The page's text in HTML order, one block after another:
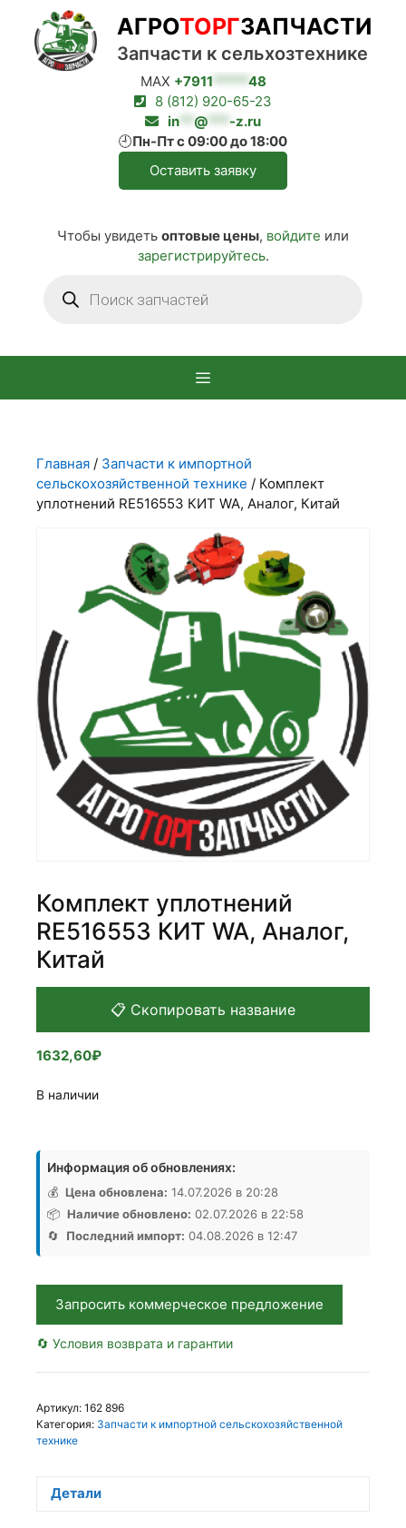
Перейти
содержимому
MAX +7911 ***** 48
8 (812) 920-65-23
in
@ *** -z.ru
🕘Пн-Пт с 09:00 до 18:00
Оставить заявку
Чтобы увидеть оптовые цены, войдите или
зарегистрируйтесь.
товаров
АГРОТОРГЗАПЧАСТИ
Запчасти к сельхозтехнике
Главная / Запчасти к импортной
сельскохозяйственной технике / Комплект
уплотнений RE516553 КИТ WA, Аналог, Китай
Комплект уплотнений
RE516553 КИТ WA, Аналог,
Китай
📋 Скопировать название
1632,60₽
В наличии
товара
Комплект
уплотнений
RE516553
КИТ
WA,
Информация об обновлениях:
💰 Цена обновлена: 14.07.2026 в 20:28
📦 Наличие обновлено: 02.07.2026 в 22:58
🔄
Последний импорт: 04.08.2026 в 12:47
Запросить коммерческое предложение
🔄 Условия возврата и гарантии
Артикул: 162 896
Категория: Запчасти к импортной сельскохозяйственной
технике
Детали